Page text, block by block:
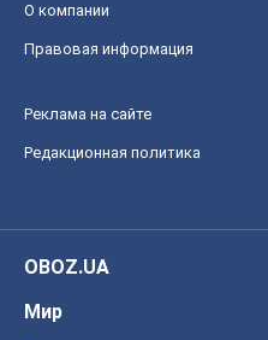
О компании
Правовая информация
Реклама на сайте
Редакционная политика
OBOZ.UA
Мир